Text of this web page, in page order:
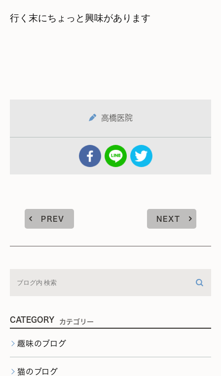
行く末にちょっと興味があります
高橋医院
PREV NEXT
CATEGORY カテゴリー
趣味のブログ
猫のブログ